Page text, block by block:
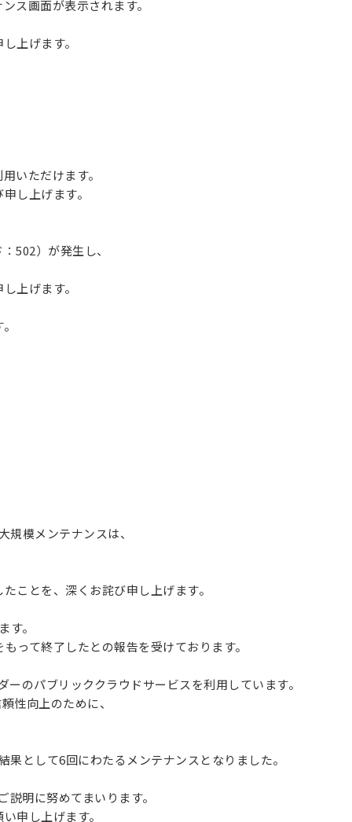
ス画面が表示されます。
上げます。
いただけます。
し上げます。
502）が発生し、
上げます。
模メンテナンスは、
ことを、深くお詫び申し上げます。
。
って終了したとの報告を受けております。
のパブリッククラウドサービスを利用しています。
性向上のために、
として6回にわたるメンテナンスとなりました。
明に努めてまいります。
申し上げます。